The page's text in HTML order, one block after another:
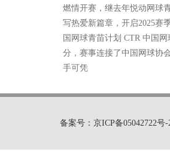
燃情开赛，继去年悦动网球
写热爱新篇章，开启2025赛
国网球青苗计划 CTR 中国
分，赛事连接了中国网球协
手可凭
备案号：京ICP备05042722